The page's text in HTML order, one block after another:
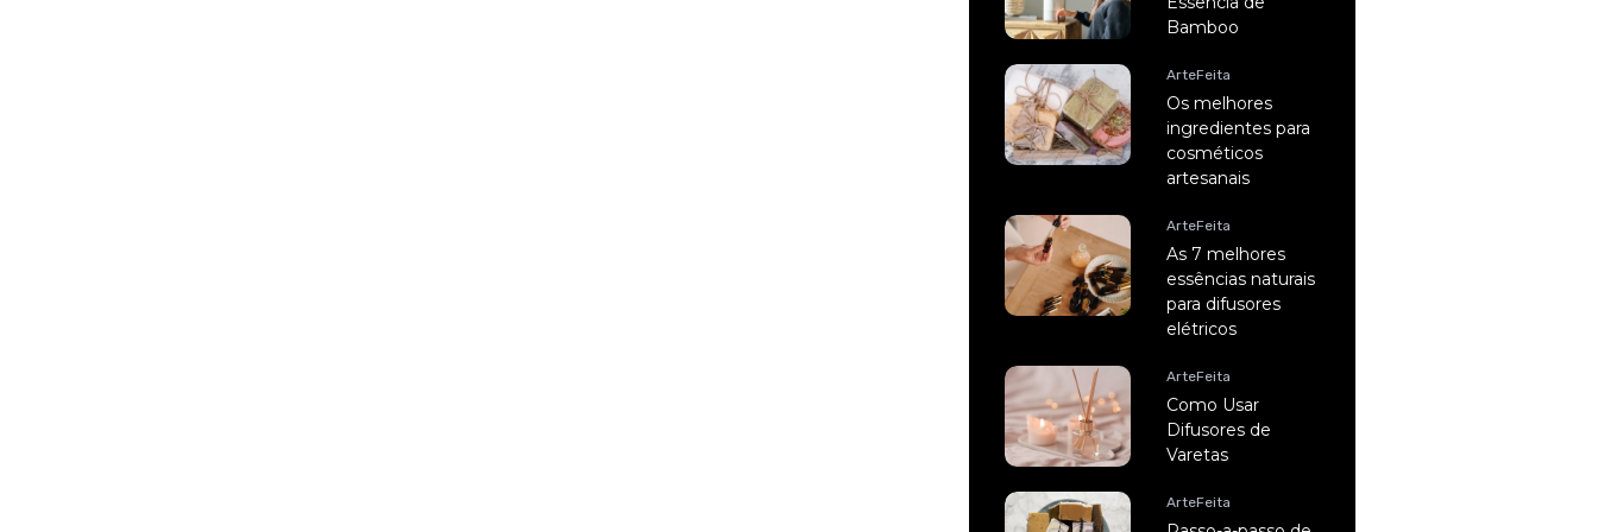
Bamboo
ArteFeita
Os melhores
ingredientes para
cosméticos
artesanais
ArteFeita
As 7 melhores
essências naturais
para difusores
elétricos
ArteFeita
Como Usar
Difusores de
Varetas
ArteFeita